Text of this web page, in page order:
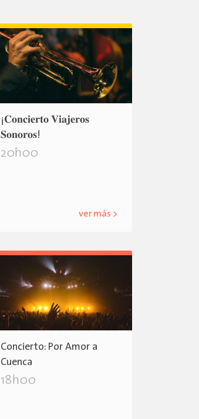
¡𝐂𝐨𝐧𝐜𝐢𝐞𝐫𝐭𝐨 𝐕𝐢𝐚𝐣𝐞𝐫𝐨𝐬
𝐒𝐨𝐧𝐨𝐫𝐨𝐬!
20h00
ver más >
Concierto: Por Amor a
Cuenca
18h00